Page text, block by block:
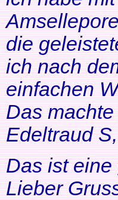
die
ich nach
einfachen
Das
Edeltraud
Das ist eine
Lieber